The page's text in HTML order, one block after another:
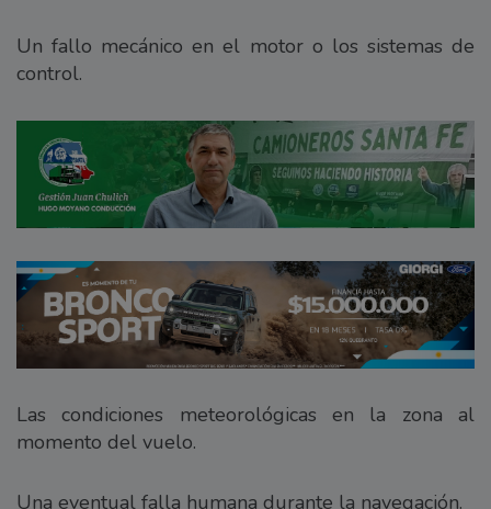
Un fallo mecánico en el motor o los sistemas de
control.
Las condiciones meteorológicas en la zona al
momento del vuelo.
Una eventual falla humana durante la navegación.